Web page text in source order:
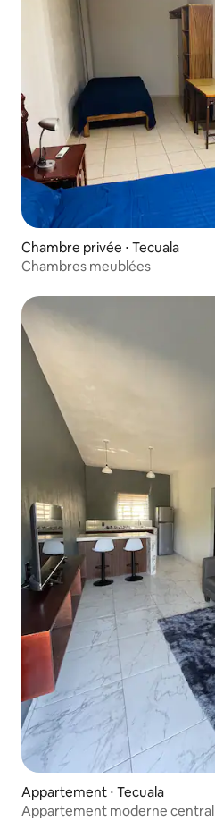
Chambre privée ⋅ Tecuala
Chambres meublées
Appartement ⋅ Tecuala
Appartement moderne central